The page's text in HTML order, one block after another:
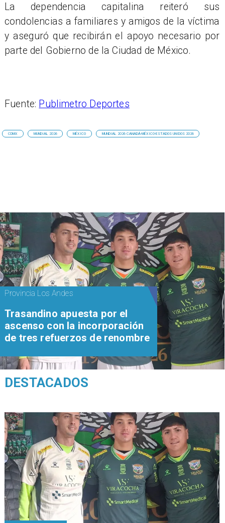
La dependencia capitalina reiteró sus
condolencias a familiares y amigos de la víctima
y aseguró que recibirán el apoyo necesario por
parte del Gobierno de la Ciudad de México.
Fuente: Publimetro Deportes
CDMX MUNDIAL 2026 MÉXICO MUNDIAL 2026 CANADÁ-MÉXICO-ESTADOS UNIDOS 2026
Provincia Los Andes
Trasandino apuesta por el
ascenso con la incorporación
de tres refuerzos de renombre
DESTACADOS